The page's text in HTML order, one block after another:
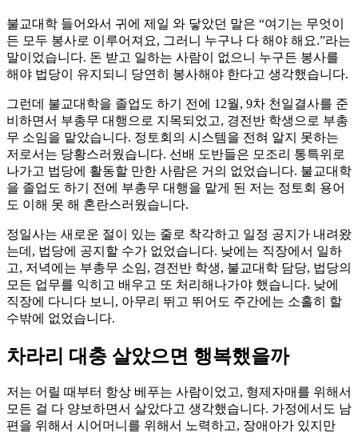
불교대학 들어와서 귀에 제일 와 닿았던 말은 “여기는 무엇이
든 모두 봉사로 이루어져요, 그러니 누구나 다 해야 해요.”라는
말이었습니다. 돈 받고 일하는 사람이 없으니 누구든 봉사를
해야 법당이 유지되니 당연히 봉사해야 한다고 생각했습니다.
그런데 불교대학을 졸업도 하기 전에 12월, 9차 천일결사를 준
비하면서 부총무 대행으로 지목되었고, 경전반 학생으로 부총
무 소임을 맡았습니다. 정토회의 시스템을 전혀 알지 못하는
저로서는 당황스러웠습니다. 선배 도반들은 모조리 통특위로
나가고 법당에 활동할 만한 사람은 거의 없었습니다. 불교대학
을 졸업도 하기 전에 부총무 대행을 맡게 된 저는 정토회 용어
도 이해 못 해 혼란스러웠습니다.
정일사는 새로운 절이 있는 줄로 착각하고 일정 공지가 내려왔
는데, 법당에 공지할 수가 없었습니다. 낮에는 직장에서 일하
고, 저녁에는 부총무 소임, 경전반 학생, 불교대학 담당, 법당의
모든 업무를 익히고 배우고 또 처리해나가야 했습니다. 낮에
직장에 다니다 보니, 아무리 뛰고 뛰어도 주간에는 소홀히 할
수밖에 없었습니다.
차라리 대충 살았으면 행복했을까
저는 어릴 때부터 항상 베푸는 사람이었고, 형제자매를 위해서
모든 걸 다 양보하면서 살았다고 생각했습니다. 가정에서도 남
편을 위해서 시어머니를 위해서 노력하고, 장애아가 있지만